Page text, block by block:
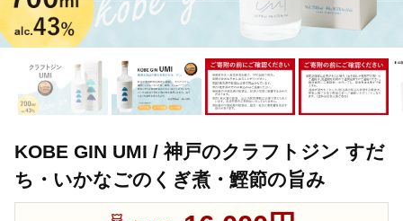
KOBE GIN UMI / 神戸のクラフトジン すだ
ち・いかなごのくぎ煮・鰹節の旨み